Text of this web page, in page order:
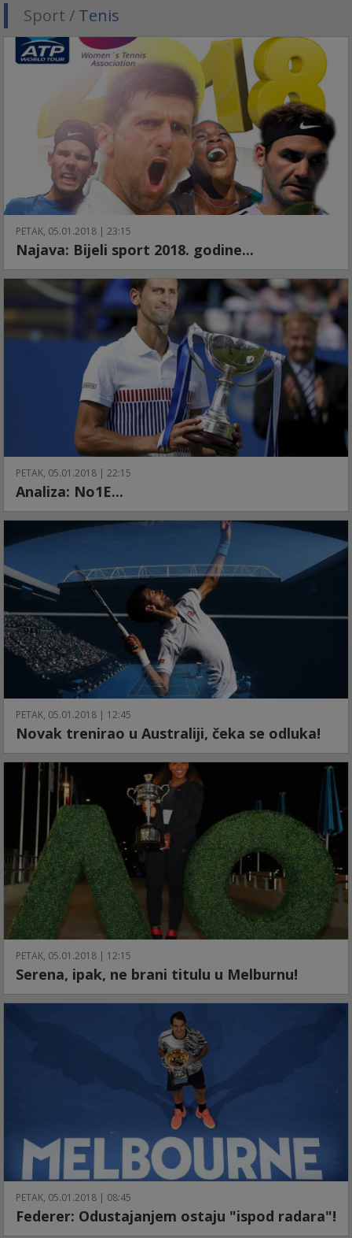
Sport / Tenis
PETAK, 05.01.2018 | 23:15
Najava: Bijeli sport 2018. godine...
PETAK, 05.01.2018 | 22:15
Analiza: No1E...
PETAK, 05.01.2018 | 12:45
Novak trenirao u Australiji, čeka se odluka!
PETAK, 05.01.2018 | 12:15
Serena, ipak, ne brani titulu u Melburnu!
PETAK, 05.01.2018 | 08:45
Federer: Odustajanjem ostaju "ispod radara"!